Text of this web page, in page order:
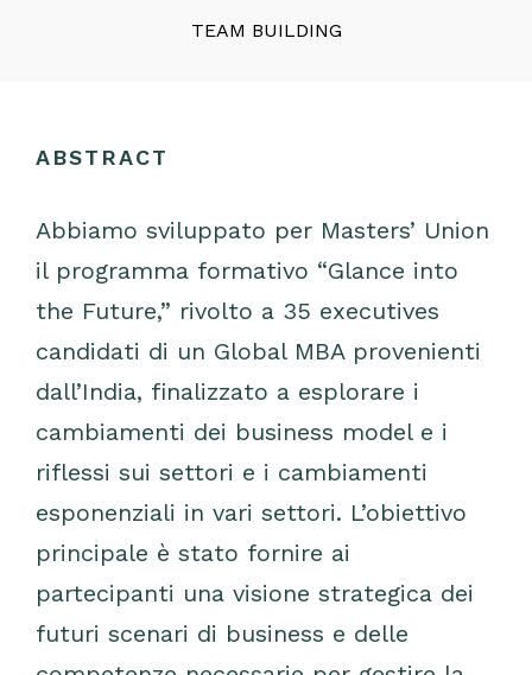
TEAM BUILDING
ABSTRACT
Abbiamo sviluppato per Masters’ Union
il programma formativo “Glance into
the Future,” rivolto a 35 executives
candidati di un Global MBA provenienti
dall’India, finalizzato a esplorare i
cambiamenti dei business model e i
riflessi sui settori e i cambiamenti
esponenziali in vari settori. L’obiettivo
principale è stato fornire ai
partecipanti una visione strategica dei
futuri scenari di business e delle